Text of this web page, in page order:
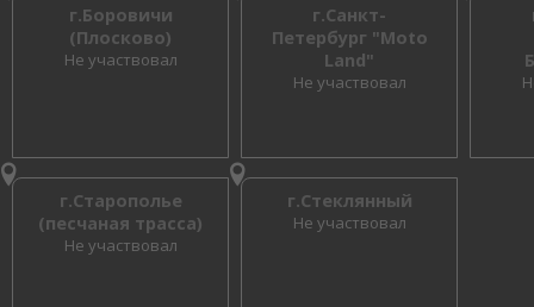
г.Боровичи
(Плосково)
Не участвовал
г.Санкт-
Петербург "Moto
Land"
Не участвовал
г.Старополье
(песчаная трасса)
Не участвовал
г.Стеклянный
Не участвовал